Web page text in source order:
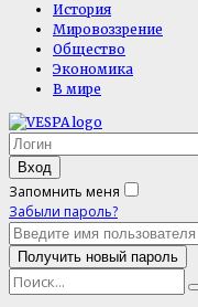
История
Мировоззрение
Общество
Экономика
В мире
Запомнить меня
Забыли пароль?